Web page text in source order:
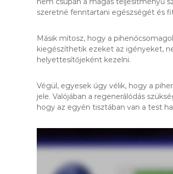
szeretné fenntartani egészségét és
Másik mítosz, hogy a
kiegészíthetik ezeket az igényeket,
helyettesítőjeként kezelni.
Végül, egyesek úgy vélik, hogy a
jele. Valójában a regenerálódás
hogy az egyén tisztában van a test